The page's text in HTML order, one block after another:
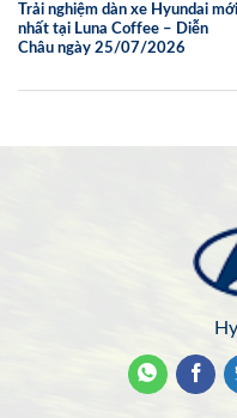
Trải nghiệm dàn xe Hyundai mới
nhất tại Luna Coffee – Diễn
Châu ngày 25/07/2026